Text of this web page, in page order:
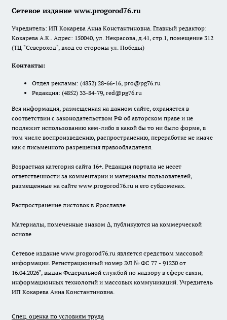
Сетевое издание www.progorod76.ru
Учредитель: ИП Кокарева Анна Константиновна. Главный редактор:
Кокарева А.К.. Адрес: 150040, ул. Некрасова, д.41, стр.1, помещение 312
(ТЦ "Североход", вход со стороны ул. Победы)
Контакты:
Отдел рекламы: (4852) 28-66-16, pro@pg76.ru
Редакция: (4852) 33-84-79, red@pg76.ru
Вся информация, размещенная на данном сайте, охраняется в
соответствии с законодательством РФ об авторском праве и не
подлежит использованию кем-либо в какой бы то ни было форме, в
том числе воспроизведению, распространению, переработке не иначе
как с письменного разрешения правообладателя.
Возрастная категория сайта 16+. Редакция портала не несет
ответственности за комментарии и материалы пользователей,
размещенные на сайте www.progorod76.ru и его субдоменах.
Распространение листовок в Ярославле
Материалы, помеченные знаком ∆, публикуются на коммерческой
основе
Сетевое издание www.progorod76.ru является средством массовой
информации. Регистрационный номер ЭЛ № ФС 77 - 91230 от
16.04.2026", выдан Федеральной службой по надзору в сфере связи,
информационных технологий и массовых коммуникаций. Учредитель
ИП Кокарева Анна Константиновна.
Спец. оценка по условиям труда